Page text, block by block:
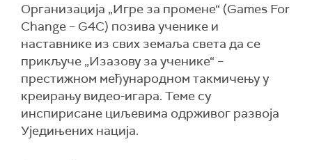
Организација „Игре за промене“ (Games For
Change – G4C) позива ученике и
наставнике из свих земаља света да се
прикључе „Изазову за ученике“ –
престижном међународном такмичењу у
креирању видео-игара. Теме су
инспирисане циљевима одрживог развоја
Уједињених нација.